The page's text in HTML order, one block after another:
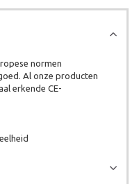
normen
Al onze producten
erkende CE-